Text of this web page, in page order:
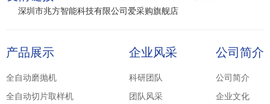
深圳市兆方智能科技有限公司爱采购旗舰店
产品展示
全自动磨抛机
全自动切片取样机
企业风采
科研团队
团队风采
公司简介
公司简介
企业文化